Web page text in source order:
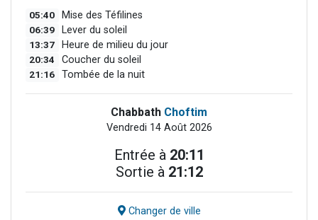
05:40 Mise des Téfilines
06:39 Lever du soleil
13:37 Heure de milieu du jour
20:34 Coucher du soleil
21:16 Tombée de la nuit
Chabbath Choftim
Vendredi 14 Août 2026
Entrée à 20:11
Sortie à 21:12
Changer de ville